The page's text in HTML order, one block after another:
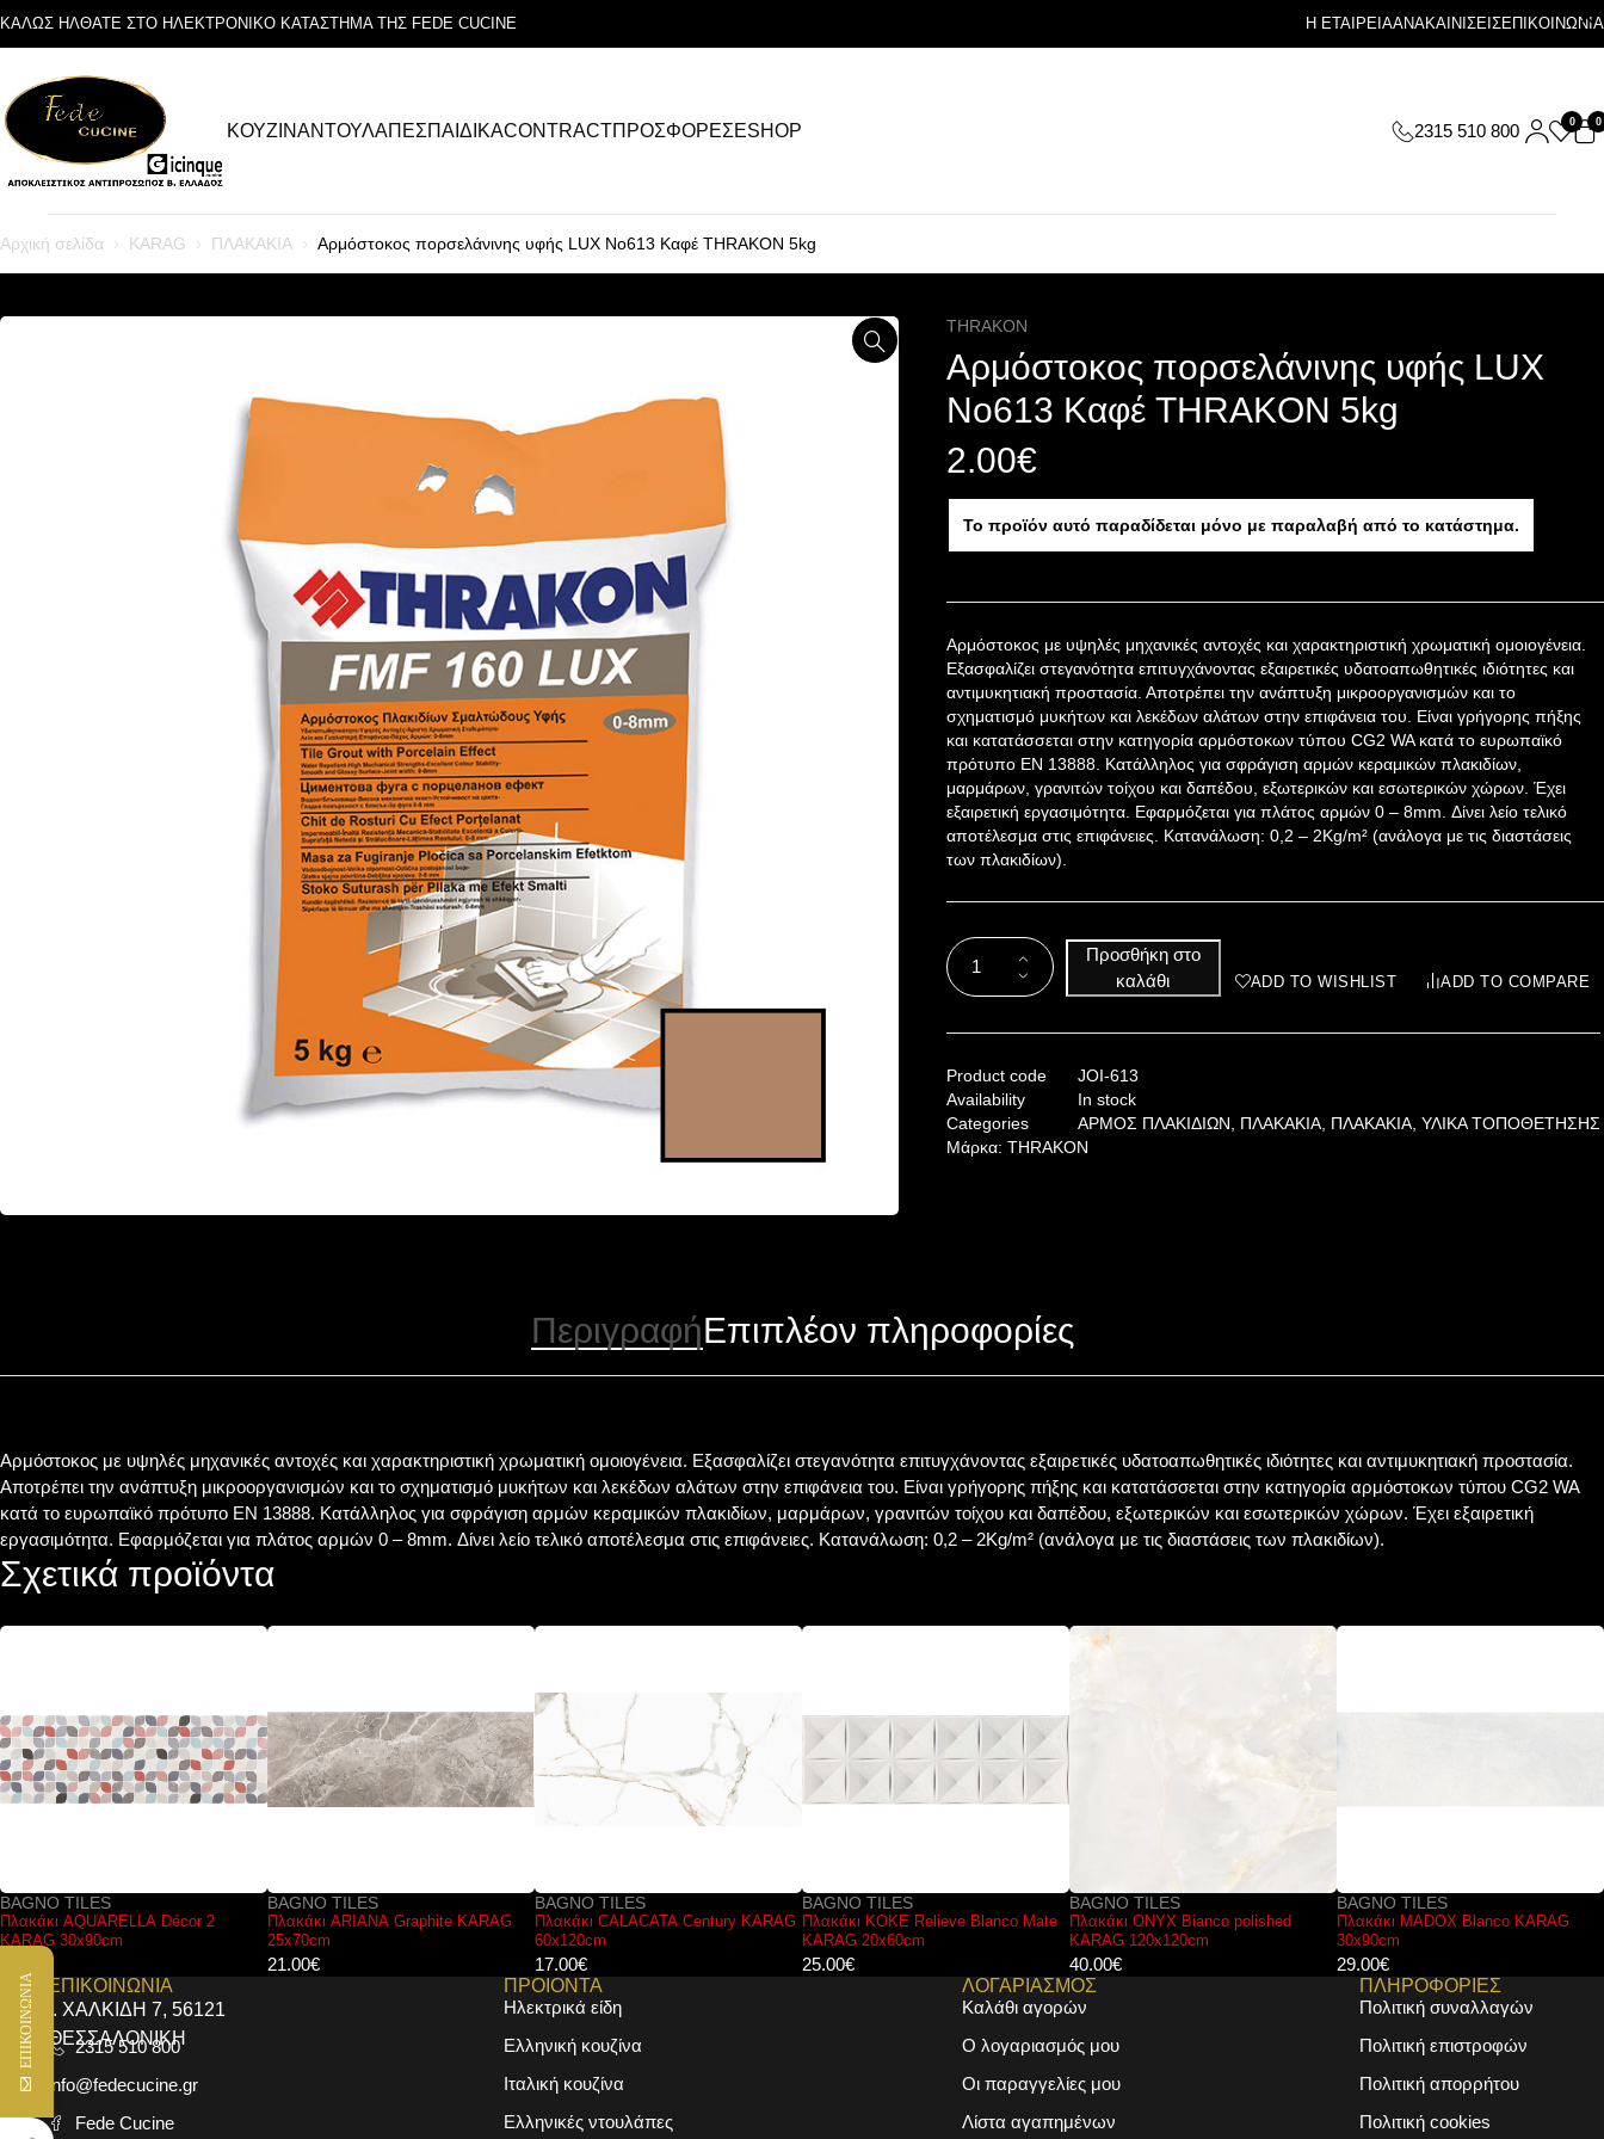
ΚΑΛΩΣ ΗΛΘΑΤΕ ΣΤΟ ΗΛΕΚΤΡΟΝΙΚΟ ΚΑΤΑΣΤΗΜΑ ΤΗΣ FEDE CUCINE Η ΕΤΑΙΡΕΙΑΑΝΑΚΑΙΝΙΣΕΙΣΕΠΙΚΟΙΝΩΝΙΑ
ΚΟΥΖΙΝΑΝΤΟΥΛΑΠΕΣΠΑΙΔΙΚΑCONTRACTΠΡΟΣΦΟΡΕΣESHOP 2315 510 800 0 0
Αρχική σελίδα KARAG ΠΛΑΚΑΚΙΑ Αρμόστοκος πορσελάνινης υφής LUX Nο613 Καφέ THRAKON 5kg
THRAKON
Αρμόστοκος πορσελάνινης υφής LUX
Nο613 Καφέ THRAKON 5kg
2.00€
Το προϊόν αυτό παραδίδεται μόνο με παραλαβή από το κατάστημα.
Αρμόστοκος με υψηλές μηχανικές αντοχές και χαρακτηριστική χρωματική ομοιογένεια.
Εξασφαλίζει στεγανότητα επιτυγχάνοντας εξαιρετικές υδατοαπωθητικές ιδιότητες και
αντιμυκητιακή προστασία. Αποτρέπει την ανάπτυξη μικροοργανισμών και το
σχηματισμό μυκήτων και λεκέδων αλάτων στην επιφάνεια του. Είναι γρήγορης πήξης
και κατατάσσεται στην κατηγορία αρμόστοκων τύπου CG2 WA κατά το ευρωπαϊκό
πρότυπο EN 13888. Κατάλληλος για σφράγιση αρμών κεραμικών πλακιδίων,
μαρμάρων, γρανιτών τοίχου και δαπέδου, εξωτερικών και εσωτερικών χώρων. Έχει
εξαιρετική εργασιμότητα. Εφαρμόζεται για πλάτος αρμών 0 – 8mm. Δίνει λείο τελικό
αποτέλεσμα στις επιφάνειες. Κατανάλωση: 0,2 – 2Kg/m² (ανάλογα με τις διαστάσεις
των πλακιδίων).
Προσθήκη στο
καλάθι
ADD TO WISHLIST ADD TO COMPARE
Product code
JOI-613
Availability
In stock
Categories
ΑΡΜΟΣ ΠΛΑΚΙΔΙΩΝ ΠΛΑΚΑΚΙΑ, ΠΛΑΚΑΚΙΑ, ΥΛΙΚΑ ΤΟΠΟΘΕΤΗΣΗΣ
Μάρκα: THRAKON
ΠεριγραφήΕπιπλέον πληροφορίες
Αρμόστοκος με υψηλές μηχανικές αντοχές και χαρακτηριστική χρωματική ομοιογένεια. Εξασφαλίζει στεγανότητα επιτυγχάνοντας εξαιρετικές υδατοαπωθητικές ιδιότητες και αντιμυκητιακή προστασία.
Αποτρέπει την ανάπτυξη μικροοργανισμών και το σχηματισμό μυκήτων και λεκέδων αλάτων στην επιφάνεια του. Είναι γρήγορης πήξης και κατατάσσεται στην κατηγορία αρμόστοκων τύπου CG2 WA
κατά το ευρωπαϊκό πρότυπο EN 13888. Κατάλληλος για σφράγιση αρμών κεραμικών πλακιδίων, μαρμάρων, γρανιτών τοίχου και δαπέδου, εξωτερικών και εσωτερικών χώρων. Έχει εξαιρετική
εργασιμότητα. Εφαρμόζεται για πλάτος αρμών 0 – 8mm. Δίνει λείο τελικό αποτέλεσμα στις επιφάνειες. Κατανάλωση: 0,2 – 2Kg/m² (ανάλογα με τις διαστάσεις των πλακιδίων).
Σχετικά προϊόντα
BAGNO TILES
Πλακάκι ARIANA Graphite KARAG
25x70cm
BAGNO TILES
Πλακάκι CALACATA Century KARAG
60x120cm
17.00€
BAGNO TILES
Πλακάκι KOKE Relieve Blanco Mate
KARAG 20x60cm
25.00€
BAGNO TILES
Πλακάκι ONYX Bianco polished
KARAG 120x120cm
40.00€
BAGNO TILES
Πλακάκι MADOX Blanco KARAG
30x90cm
29.00€
BAGNO TILES
Πλακάκι AQUARELLA Décor 2
KARAG 30x90cm
31.00€
ΕΠΙΚΟΙΝΩΝΙΑ
Ι. ΧΑΛΚΙΔΗ 7, 56121
ΘΕΣΣΑΛΟΝΙΚΗ
2315 510 800
info@fedecucine.gr
Fede Cucine
ΠΡΟΙΟΝΤΑ
Ηλεκτρικά είδη
Ελληνική κουζίνα
Ιταλική κουζίνα
Ελληνικές ντουλάπες
ΛΟΓΑΡΙΑΣΜΟΣ
Καλάθι αγορών
Ο λογαριασμός μου
Οι παραγγελίες μου
Λίστα αγαπημένων
ΠΛΗΡΟΦΟΡΙΕΣ
Πολιτική συναλλαγών
Πολιτική επιστροφών
Πολιτική απορρήτου
Πολιτική cookies
ΕΠΙΚΟΙΝΩΝΙΑ